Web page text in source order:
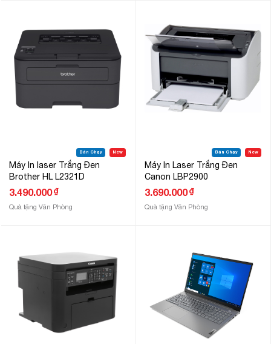
Bán Chạy New
Máy In laser Trắng Đen
Brother HL L2321D
3.490.000₫
Quà tặng Văn Phòng
Bán Chạy New
Máy In Laser Trắng Đen
Canon LBP2900
3.690.000₫
Quà tặng Văn Phòng